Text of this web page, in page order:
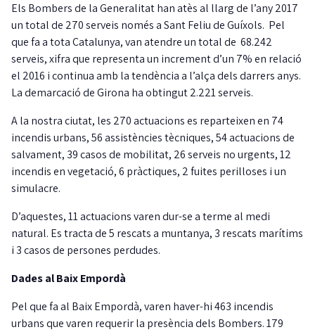
Els Bombers de la Generalitat han atès al llarg de l’any 2017
un total de 270 serveis només a Sant Feliu de Guíxols. Pel
que fa a tota Catalunya, van atendre un total de 68.242
serveis, xifra que representa un increment d’un 7% en relació
el 2016 i continua amb la tendència a l’alça dels darrers anys.
La demarcació de Girona ha obtingut 2.221 serveis.
A la nostra ciutat, les 270 actuacions es reparteixen en 74
incendis urbans, 56 assistències tècniques, 54 actuacions de
salvament, 39 casos de mobilitat, 26 serveis no urgents, 12
incendis en vegetació, 6 pràctiques, 2 fuites perilloses i un
simulacre.
D’aquestes, 11 actuacions varen dur-se a terme al medi
natural. Es tracta de 5 rescats a muntanya, 3 rescats marítims
i 3 casos de persones perdudes.
Dades al Baix Empordà
Pel que fa al Baix Empordà, varen haver-hi 463 incendis
urbans que varen requerir la presència dels Bombers. 179